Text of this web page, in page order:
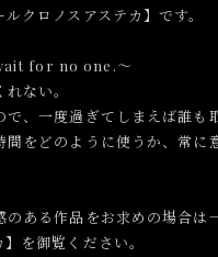
クロノスアステカ】です。
for no one.～
ない。
で、一度過ぎてしまえば誰も
間をどのように使うか、常に
ある作品をお求めの場合は
を御覧ください。